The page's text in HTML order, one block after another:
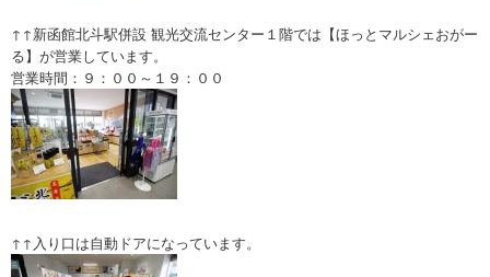
↑↑新函館北斗駅併設 観光交流センター１階では【ほっとマルシェおがー
る】が営業しています。
営業時間：９：００～１９：００
↑↑入り口は自動ドアになっています。